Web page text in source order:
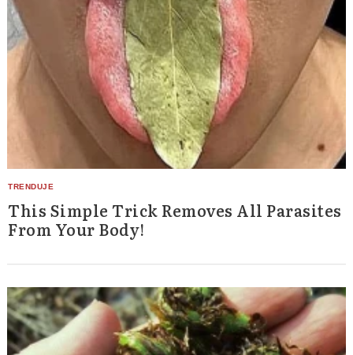
This Simple Trick Removes All Parasites
From Your Body!